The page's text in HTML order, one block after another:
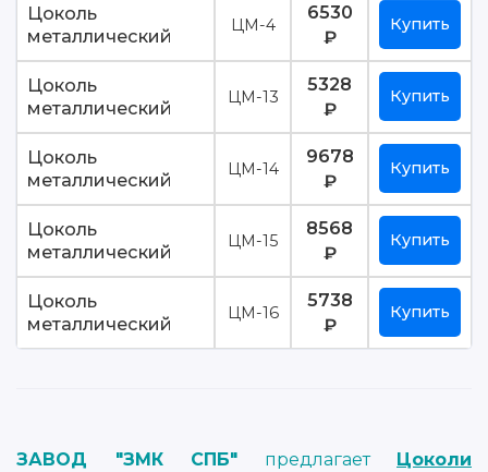
Цоколь
металлический
ЦМ-4
6530
₽
Купить
Цоколь
металлический
ЦМ-13
5328
₽
Купить
Цоколь
металлический
ЦМ-14
9678
₽
Купить
Цоколь
металлический
ЦМ-15
8568
₽
Купить
Цоколь
металлический
ЦМ-16
5738
₽
Купить
ЗАВОД "ЗМК СПБ" предлагает
Цоколи